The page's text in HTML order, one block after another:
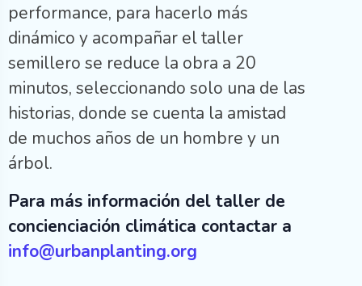
performance, para hacerlo más
dinámico y acompañar el taller
semillero se reduce la obra a 20
minutos, seleccionando solo una de las
historias, donde se cuenta la amistad
de muchos años de un hombre y un
árbol.
Para más información del taller de
concienciación climática contactar a
info@urbanplanting.org